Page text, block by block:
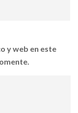
y web en este